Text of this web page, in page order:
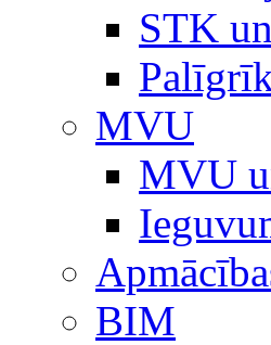
STK
MVU
MVU
BIM